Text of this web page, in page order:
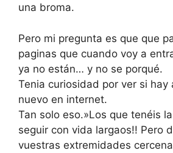
una broma.
Pero mi pregunta es que que
paginas que cuando voy a
ya no están… y no se porqué.
Tenia curiosidad por ver si hay
nuevo en internet.
Tan solo eso.»Los que tenéis
seguir con vida largaos!! Pero
vuestras extremidades